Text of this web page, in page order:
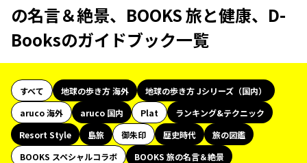
の名言＆絶景、BOOKS 旅と健康、D-
Booksのガイドブック一覧
すべて 地球の歩き方 海外
地球の歩き方 Jシリーズ（国内）
aruco 海外
aruco 国内 Plat
ランキング&テクニック
Resort Style
島旅 御朱印 歴史時代
旅の図鑑
BOOKS スペシャルコラボ
BOOKS 旅の名言＆絶景